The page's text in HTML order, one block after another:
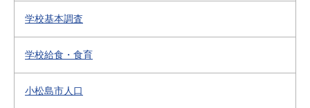
学校基本調査
学校給食・食育
小松島市人口